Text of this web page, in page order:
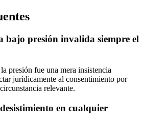
bajo presión invalida siempre el
presión fue una mera insistencia
jurídicamente al consentimiento por
relevante.
en cualquier